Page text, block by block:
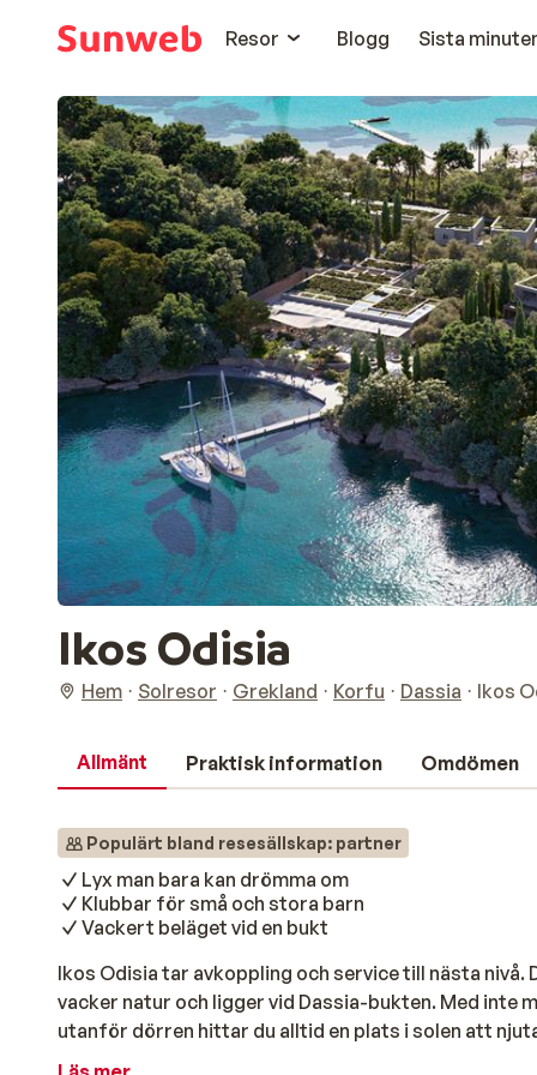
Resor
Blogg Sista
Ikos Odisia
Hem Solresor Grekland Korfu Dassia Ikos
Allmänt Praktisk information Omdömen
Populärt bland resesällskap: partner
Lyx man bara kan drömma om
Klubbar för små och stora barn
Vackert beläget vid en bukt
Ikos Odisia tar avkoppling och service till nästa
vacker natur och ligger vid Dassia-bukten. Med inte
utanför dörren hittar du alltid en plats i solen att
drink då och då. Inte bara vuxna utan även barn i alla